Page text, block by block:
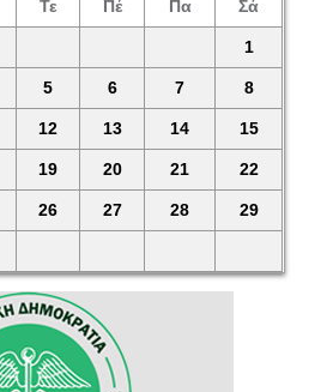
Τε Πέ Πα Σά
1
5 6 7 8
12 13 14 15
19 20 21 22
26 27 28 29